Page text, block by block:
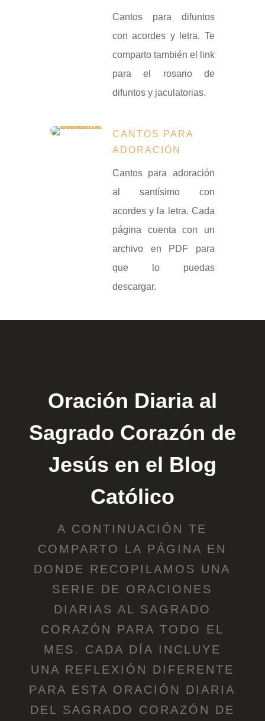
Cantos para difuntos
con acordes y letra. Te
comparto también el link
para el rosario de
difuntos y jaculatorias.
CANTOS PARA
ADORACIÓN
Cantos para adoración
al santísimo con
acordes y la letra. Cada
página cuenta con un
archivo en PDF para
que lo puedas
descargar.
Oración Diaria al
Sagrado Corazón de
Jesús en el Blog
Católico
A CONTINUACIÓN TE
COMPARTO LA PÁGINA EN
DONDE RECOPILAMOS UNA
SERIE DE ORACIONES
DIARIAS AL SAGRADO
CORAZÓN PARA TODO EL
MES. CADA DÍA INCLUYE
UNA REFLEXIÓN DIFERENTE
PARA ESTA ORACIÓN DIARIA
DEL SAGRADO CORAZÓN DE